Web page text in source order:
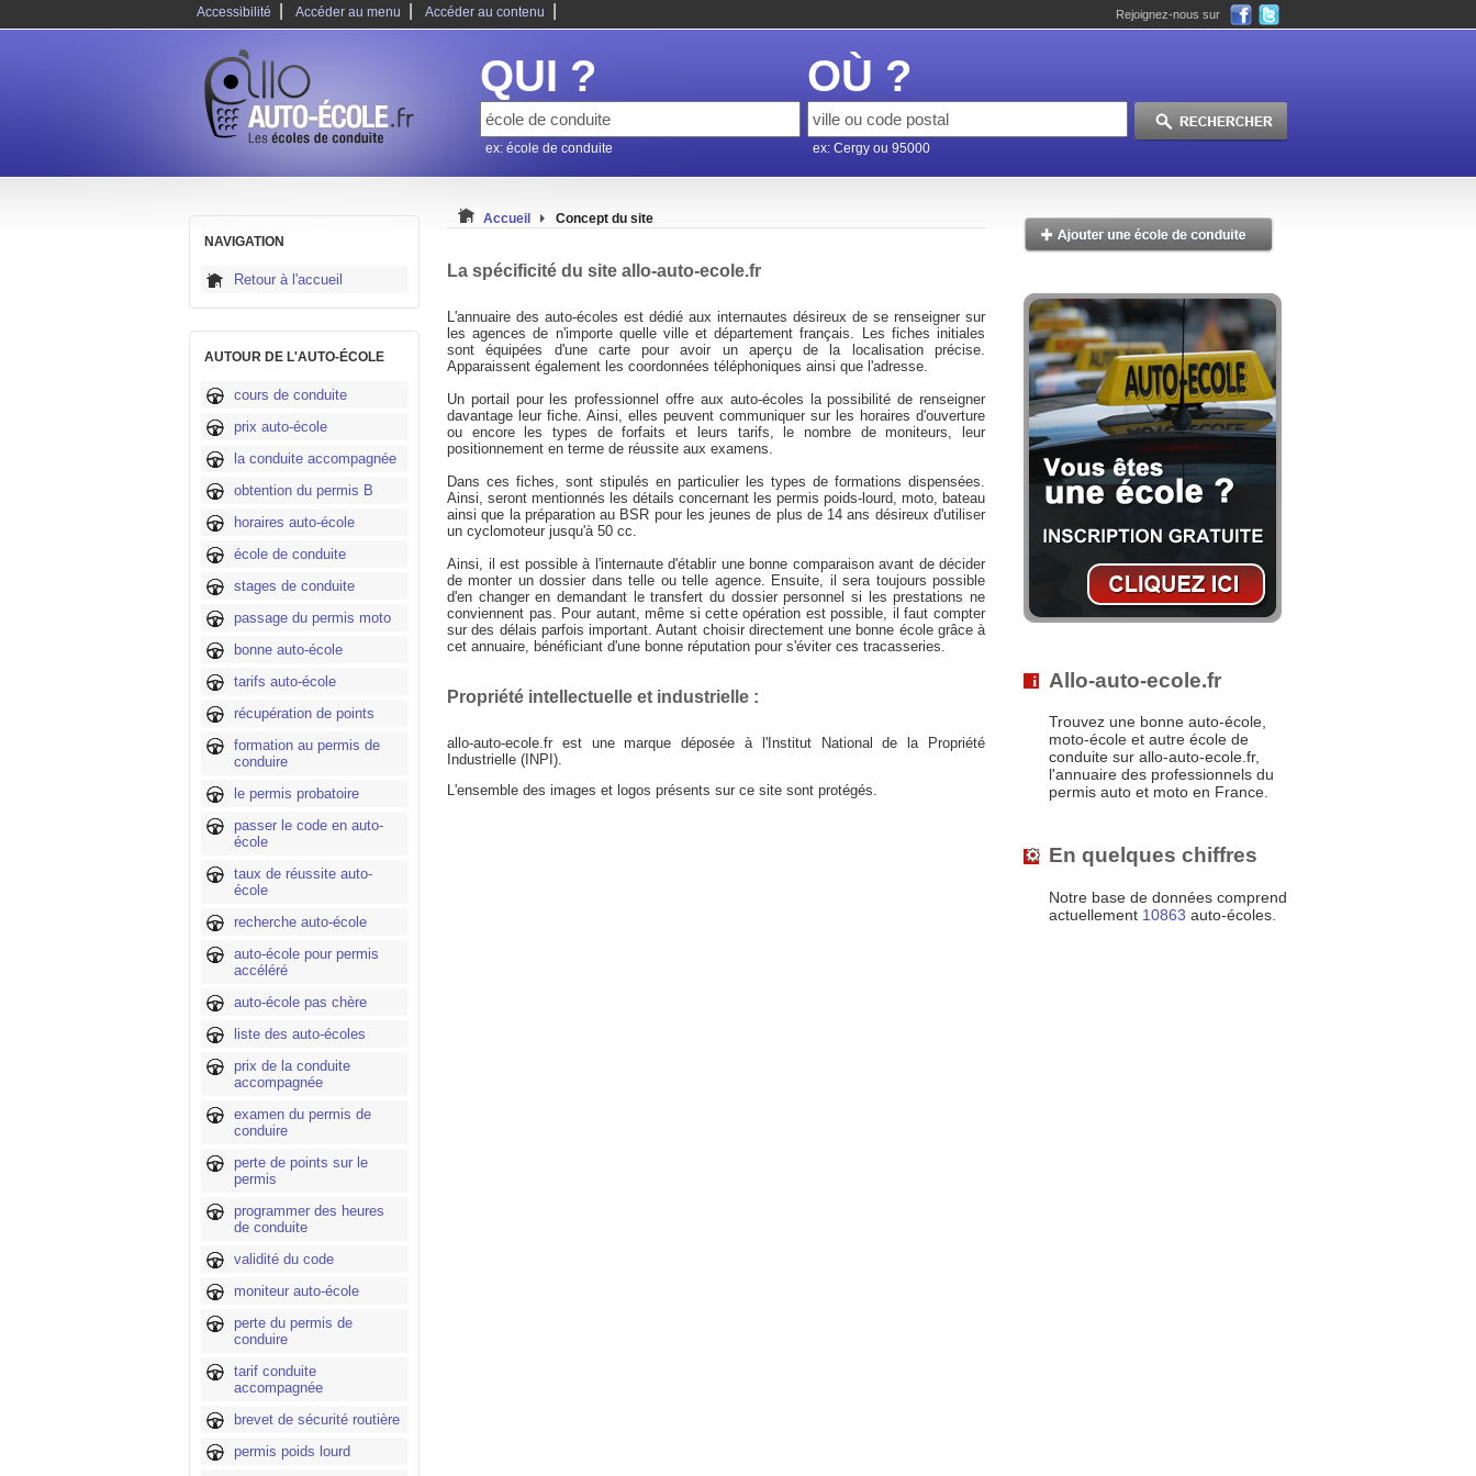
Accessibilité Accéder au menu Accéder au contenu Rejoignez-nous sur
QUI ?
ex: école de conduite
OÙ ?
ex: Cergy ou 95000
NAVIGATION
Retour à l'accueil
AUTOUR DE L'AUTO-ÉCOLE
cours de conduite
prix auto-école
la conduite accompagnée
obtention du permis B
horaires auto-école
école de conduite
stages de conduite
passage du permis moto
bonne auto-école
tarifs auto-école
récupération de points
formation au permis de
conduire
le permis probatoire
passer le code en auto-
école
taux de réussite auto-
école
recherche auto-école
auto-école pour permis
accéléré
auto-école pas chère
liste des auto-écoles
prix de la conduite
accompagnée
examen du permis de
conduire
perte de points sur le
permis
programmer des heures
de conduite
validité du code
moniteur auto-école
perte du permis de
conduire
tarif conduite
accompagnée
brevet de sécurité routière
permis poids lourd
Accueil Concept du site
La spécificité du site allo-auto-ecole.fr
L'annuaire des auto-écoles est dédié aux internautes désireux de se renseigner sur
les agences de n'importe quelle ville et département français. Les fiches initiales
sont équipées d'une carte pour avoir un aperçu de la localisation précise.
Apparaissent également les coordonnées téléphoniques ainsi que l'adresse.
Un portail pour les professionnel offre aux auto-écoles la possibilité de renseigner
davantage leur fiche. Ainsi, elles peuvent communiquer sur les horaires d'ouverture
ou encore les types de forfaits et leurs tarifs, le nombre de moniteurs, leur
positionnement en terme de réussite aux examens.
Dans ces fiches, sont stipulés en particulier les types de formations dispensées.
Ainsi, seront mentionnés les détails concernant les permis poids-lourd, moto, bateau
ainsi que la préparation au BSR pour les jeunes de plus de 14 ans désireux d'utiliser
un cyclomoteur jusqu'à 50 cc.
Ainsi, il est possible à l'internaute d'établir une bonne comparaison avant de décider
de monter un dossier dans telle ou telle agence. Ensuite, il sera toujours possible
d'en changer en demandant le transfert du dossier personnel si les prestations ne
conviennent pas. Pour autant, même si cette opération est possible, il faut compter
sur des délais parfois important. Autant choisir directement une bonne école grâce à
cet annuaire, bénéficiant d'une bonne réputation pour s'éviter ces tracasseries.
Propriété intellectuelle et industrielle :
allo-auto-ecole.fr est une marque déposée à l'Institut National de la Propriété
Industrielle (INPI).
L'ensemble des images et logos présents sur ce site sont protégés.
Allo-auto-ecole.fr
Trouvez une bonne auto-école,
moto-école et autre école de
conduite sur allo-auto-ecole.fr,
l'annuaire des professionnels du
permis auto et moto en France.
En quelques chiffres
Notre base de données comprend
actuellement 10863 auto-écoles.